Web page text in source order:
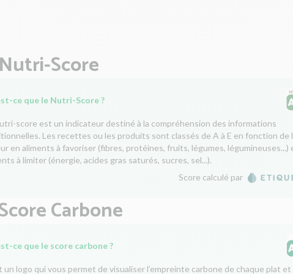
Score
ce que le Nutri-Score ?
score est un indicateur destiné à la compréhension des informations
Les recettes ou les produits sont classés de A à E en fonction de
en aliments à favoriser (fibres, protéines, fruits, légumes, légumineuses...)
à limiter (énergie, acides gras saturés, sucres, sel...).
Score calculé par
Carbone
ce que le score carbone ?
un logo qui vous permet de visualiser l’empreinte carbone de chaque plat